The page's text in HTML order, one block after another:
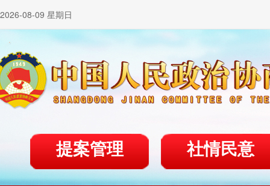
2026-08-09 星期日
提案管理 社情民意